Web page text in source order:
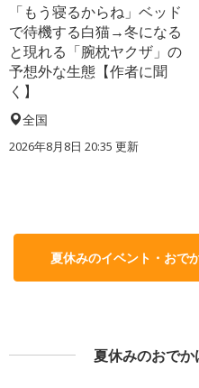
「もう寝るからね」ベッド
で待機する白猫→冬になる
と現れる「腕枕ヤクザ」の
予想外な生態【作者に聞
く】
全国
2026年8月8日 20:35 更新
夏休みのイベント・おで
夏休みのおで